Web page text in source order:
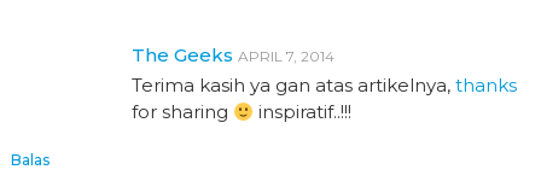
The Geeks APRIL 7, 2014
Terima kasih ya gan atas artikelnya, thanks
for sharing
inspiratif..!!!
Balas